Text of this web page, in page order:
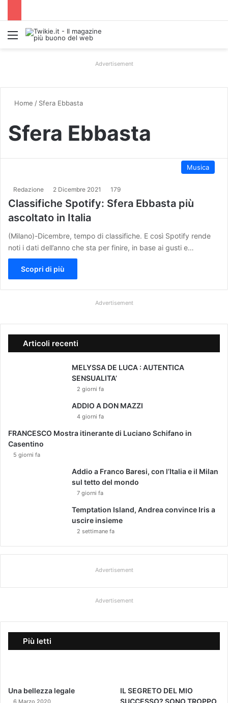
Menu
Advertisement
Home / Sfera Ebbasta
Sfera Ebbasta
Musica
Redazione 2 Dicembre 2021 179
Classifiche Spotify: Sfera Ebbasta più
ascoltato in Italia
(Milano)-Dicembre, tempo di classifiche. E così Spotify rende
noti i dati dell’anno che sta per finire, in base ai gusti e…
Scopri di più
Advertisement
Articoli recenti
MELYSSA DE LUCA : AUTENTICA
SENSUALITA’
2 giorni fa
ADDIO A DON MAZZI
4 giorni fa
FRANCESCO Mostra itinerante di Luciano Schifano in
Casentino
5 giorni fa
Addio a Franco Baresi, con l’Italia e il Milan
sul tetto del mondo
7 giorni fa
Temptation Island, Andrea convince Iris a
uscire insieme
2 settimane fa
Advertisement
Advertisement
Più letti
Una bellezza legale
6 Marzo 2020
IL SEGRETO DEL MIO
SUCCESSO? SONO TROPPO